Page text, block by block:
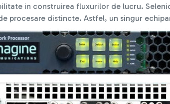
in construirea fluxurilor de lucru.
procesare distincte. Astfel, un singur